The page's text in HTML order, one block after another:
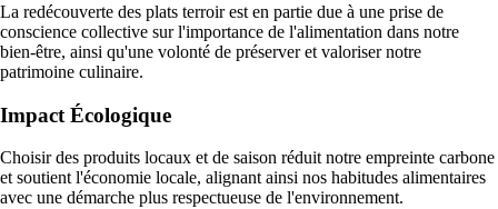
La redécouverte des plats terroir est en partie due à une prise de
conscience collective sur l'importance de l'alimentation dans notre
bien-être, ainsi qu'une volonté de préserver et valoriser notre
patrimoine culinaire.
Impact Écologique
Choisir des produits locaux et de saison réduit notre empreinte carbone
et soutient l'économie locale, alignant ainsi nos habitudes alimentaires
avec une démarche plus respectueuse de l'environnement.